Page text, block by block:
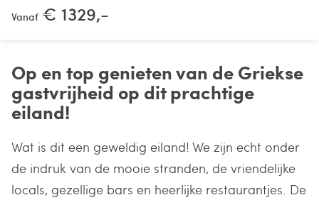
Vanaf € 1329,-
Op en top genieten van de Griekse
gastvrijheid op dit prachtige
eiland!
Wat is dit een geweldig eiland! We zijn echt onder
de indruk van de mooie stranden, de vriendelijke
locals, gezellige bars en heerlijke restaurantjes. De